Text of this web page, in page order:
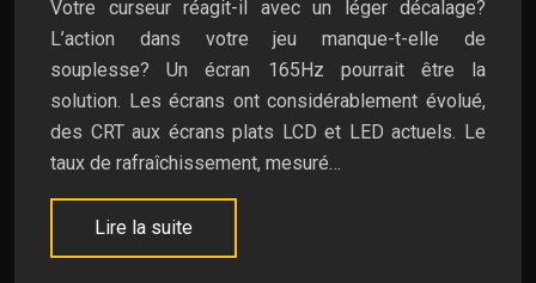
Votre curseur réagit-il avec un léger décalage?
L’action dans votre jeu manque-t-elle de
souplesse? Un écran 165Hz pourrait être la
solution. Les écrans ont considérablement évolué,
des CRT aux écrans plats LCD et LED actuels. Le
taux de rafraîchissement, mesuré…
Lire la suite